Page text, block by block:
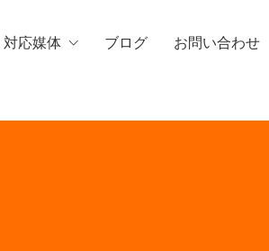
応媒体 ブログ お問い合わせ